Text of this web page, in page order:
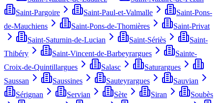
Saint-Pargoire
Saint-Paul-et-Valmalle
Saint-Pons-
de-Mauchiens
Saint-Pons-de-Thomières
Saint-Privat
Saint-Saturnin-de-Lucian
Saint-Sériès
Saint-
Thibéry
Saint-Vincent-de-Barbeyrargues
Sainte-
Croix-de-Quintillargues
Salasc
Saturargues
Saussan
Saussines Sauteyrargues
Sauvian
Sérignan
Servian Sète Siran
Soubès